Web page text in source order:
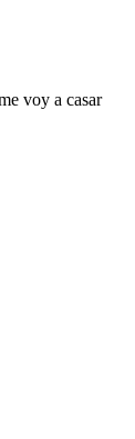
voy a casar